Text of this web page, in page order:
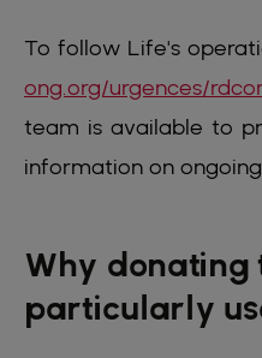
To follow Life's
ong.org/urgences/
team is available to
information on
Why donating
particularly